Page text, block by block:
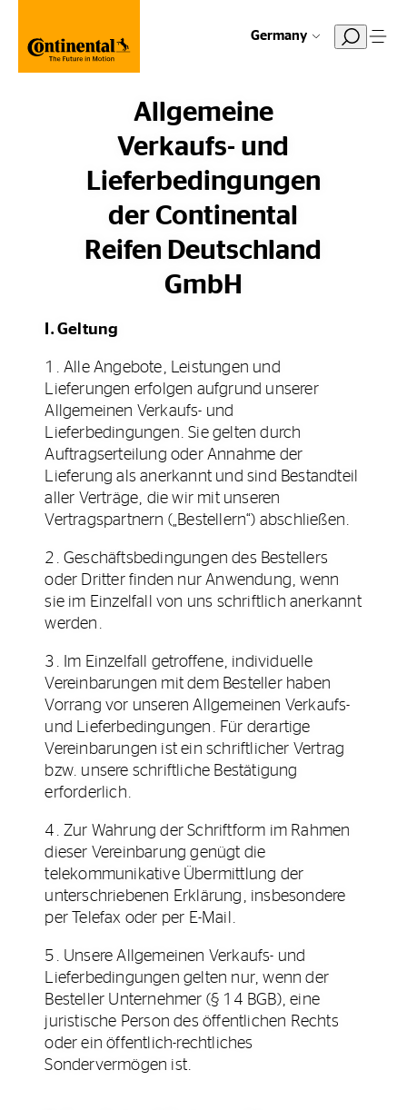
Germany
Allgemeine
Verkaufs- und
Lieferbedingungen
der Continental
Reifen Deutschland
GmbH
I. Geltung
1. Alle Angebote, Leistungen und
Lieferungen erfolgen aufgrund unserer
Allgemeinen Verkaufs- und
Lieferbedingungen. Sie gelten durch
Auftragserteilung oder Annahme der
Lieferung als anerkannt und sind Bestandteil
aller Verträge, die wir mit unseren
Vertragspartnern („Bestellern“) abschließen.
2. Geschäftsbedingungen des Bestellers
oder Dritter finden nur Anwendung, wenn
sie im Einzelfall von uns schriftlich anerkannt
werden.
3. Im Einzelfall getroffene, individuelle
Vereinbarungen mit dem Besteller haben
Vorrang vor unseren Allgemeinen Verkaufs-
und Lieferbedingungen. Für derartige
Vereinbarungen ist ein schriftlicher Vertrag
bzw. unsere schriftliche Bestätigung
erforderlich.
4. Zur Wahrung der Schriftform im Rahmen
dieser Vereinbarung genügt die
telekommunikative Übermittlung der
unterschriebenen Erklärung, insbesondere
per Telefax oder per E-Mail.
5. Unsere Allgemeinen Verkaufs- und
Lieferbedingungen gelten nur, wenn der
Besteller Unternehmer (§ 14 BGB), eine
juristische Person des öffentlichen Rechts
oder ein öffentlich-rechtliches
Sondervermögen ist.